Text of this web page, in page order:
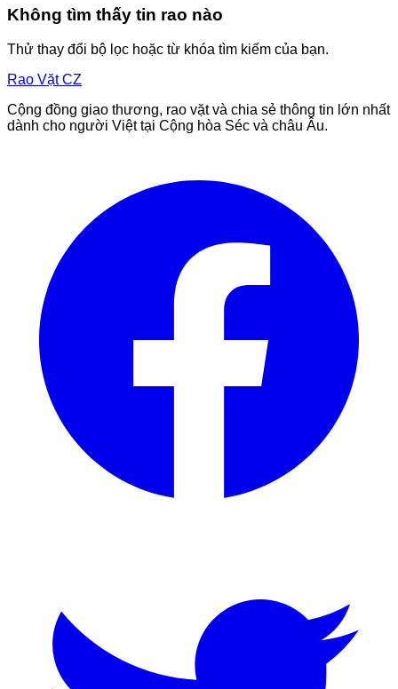
Không tìm thấy tin rao nào
Thử thay đổi bộ lọc hoặc từ khóa tìm kiếm của bạn.
Rao VặtCZ
Cộng đồng giao thương, rao vặt và chia sẻ thông tin lớn nhất
dành cho người Việt tại Cộng hòa Séc và châu Âu.